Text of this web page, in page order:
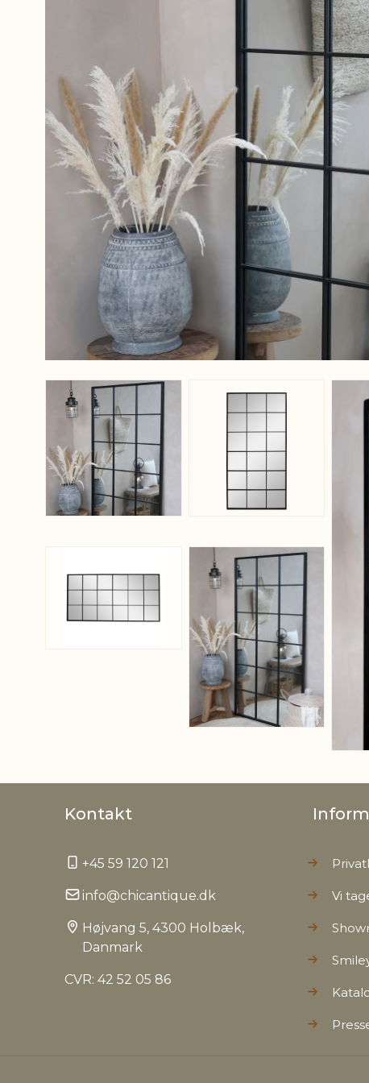
View larger image View larger image
View larger image View larger image
Kontakt
+45 59 120 121
info@chicantique.dk
Højvang 5, 4300 Holbæk,
Danmark
CVR: 42 52 05 86
Vi